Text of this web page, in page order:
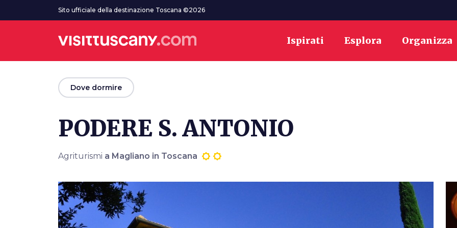
Vai al contenuto principaleSito ufficiale della destinazione Toscana ©2026
Ispirati Esplora Organizza
arrow_backDove dormire
PODERE S. ANTONIO
Agriturismi a Magliano in Toscana